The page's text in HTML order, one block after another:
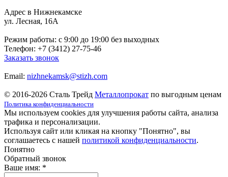
Адрес в Нижнекамске
ул. Лесная, 16А
Режим работы: c 9:00 до 19:00 без выходных
Телефон: +7 (3412) 27-75-46
Заказать звонок
Email: nizhnekamsk@stizh.com
© 2016-2026 Сталь Трейд Металлопрокат по выгодным ценам
Политика конфиденциальности
Мы используем cookies для улучшения работы сайта, анализа
трафика и персонализации.
Используя сайт или кликая на кнопку "Понятно", вы
соглашаетесь с нашей политикой конфиденциальности.
Понятно
Обратный звонок
Ваше имя: *